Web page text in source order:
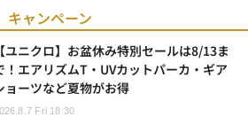
キャンペーン
【ユニクロ】お盆休み特別セールは8/13ま
！エアリズムT・UVカットパーカ・ギア
ョーツなど夏物がお得
Fri 18:30